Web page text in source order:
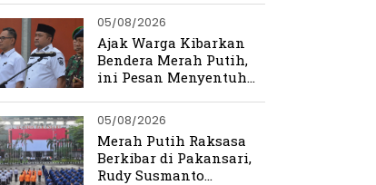
05/08/2026
Ajak Warga Kibarkan
Bendera Merah Putih,
ini Pesan Menyentuh
05/08/2026
Merah Putih Raksasa
Berkibar di Pakansari,
Rudy Susmanto